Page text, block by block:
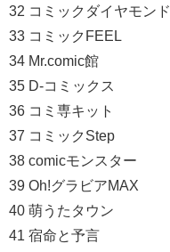
32 コミックダイヤモンド
33 コミックFEEL
34 Mr.comic館
35 D-コミックス
36 コミ専キット
37 コミックStep
38 comicモンスター
39 Oh!グラビアMAX
40 萌うたタウン
41 宿命と予言